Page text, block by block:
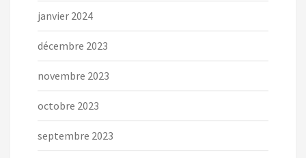
janvier 2024
décembre 2023
novembre 2023
octobre 2023
septembre 2023